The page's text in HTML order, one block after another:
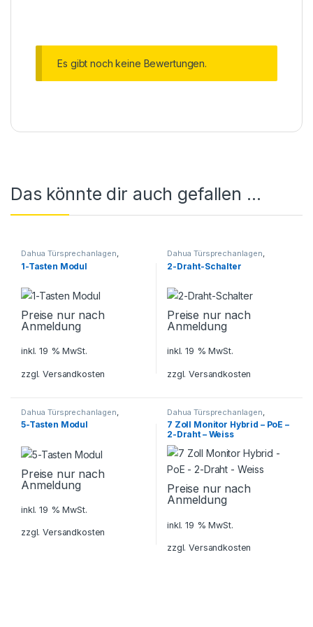
Es gibt noch keine Bewertungen.
Das könnte dir auch gefallen …
Dahua Türsprechanlagen,
Sicherheitstechnik
Türsprechanlagen
1-Tasten Modul
Preise nur nach
Anmeldung
inkl. 19 % MwSt.
zzgl.Versandkosten
Dahua Türsprechanlagen,
Sicherheitstechnik
Türsprechanlagen
2-Draht-Schalter
Preise nur nach
Anmeldung
inkl. 19 % MwSt.
zzgl.Versandkosten
Dahua Türsprechanlagen
Sicherheitstechnik
Türsprechanlagen
5-Tasten Modul
Preise nur nach
Anmeldung
inkl. 19 % MwSt.
zzgl.Versandkosten
Dahua Türsprechanlagen
Sicherheitstechnik
Türsprechanlagen
7 Zoll Monitor Hybrid – PoE –
2-Draht – Weiss
Preise nur nach
Anmeldung
inkl. 19 % MwSt.
zzgl.Versandkosten